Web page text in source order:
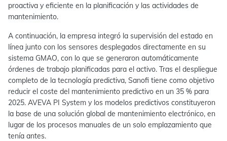
proactiva y eficiente en la planificación y las actividades de
mantenimiento.
A continuación, la empresa integró la supervisión del estado en
línea junto con los sensores desplegados directamente en su
sistema GMAO, con lo que se generaron automáticamente
órdenes de trabajo planificadas para el activo. Tras el despliegue
completo de la tecnología predictiva, Sanofi tiene como objetivo
reducir el coste del mantenimiento predictivo en un 35 % para
2025. AVEVA PI System y los modelos predictivos constituyeron
la base de una solución global de mantenimiento electrónico, en
lugar de los procesos manuales de un solo emplazamiento que
tenía antes.